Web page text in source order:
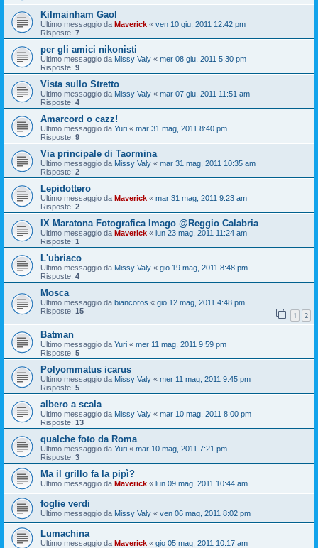
Kilmainham Gaol
Ultimo messaggio da Maverick « ven 10 giu, 2011 12:42 pm
Risposte: 7
per gli amici nikonisti
Ultimo messaggio da Missy Valy « mer 08 giu, 2011 5:30 pm
Risposte: 9
Vista sullo Stretto
Ultimo messaggio da Missy Valy « mar 07 giu, 2011 11:51 am
Risposte: 4
Amarcord o cazz!
Ultimo messaggio da Yuri « mar 31 mag, 2011 8:40 pm
Risposte: 9
Via principale di Taormina
Ultimo messaggio da Missy Valy « mar 31 mag, 2011 10:35 am
Risposte: 2
Lepidottero
Ultimo messaggio da Maverick « mar 31 mag, 2011 9:23 am
Risposte: 2
IX Maratona Fotografica Imago @Reggio Calabria
Ultimo messaggio da Maverick « lun 23 mag, 2011 11:24 am
Risposte: 1
L'ubriaco
Ultimo messaggio da Missy Valy « gio 19 mag, 2011 8:48 pm
Risposte: 4
Mosca
Ultimo messaggio da biancoros « gio 12 mag, 2011 4:48 pm
Risposte: 15 1 2
Batman
Ultimo messaggio da Yuri « mer 11 mag, 2011 9:59 pm
Risposte: 5
Polyommatus icarus
Ultimo messaggio da Missy Valy « mer 11 mag, 2011 9:45 pm
Risposte: 5
albero a scala
Ultimo messaggio da Missy Valy « mar 10 mag, 2011 8:00 pm
Risposte: 13
qualche foto da Roma
Ultimo messaggio da Yuri « mar 10 mag, 2011 7:21 pm
Risposte: 3
Ma il grillo fa la pipì?
Ultimo messaggio da Maverick « lun 09 mag, 2011 10:44 am
foglie verdi
Ultimo messaggio da Missy Valy « ven 06 mag, 2011 8:02 pm
Lumachina
Ultimo messaggio da Maverick « gio 05 mag, 2011 10:17 am